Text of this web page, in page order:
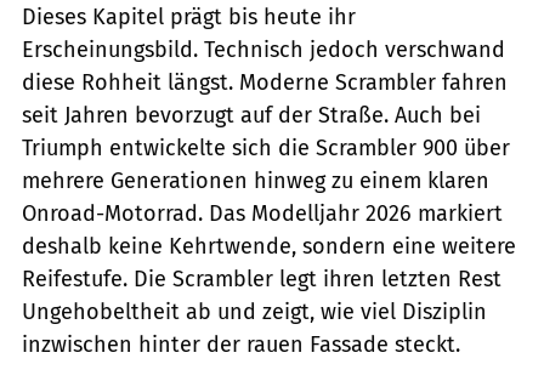
Dieses Kapitel prägt bis heute ihr
Erscheinungsbild. Technisch jedoch verschwand
diese Rohheit längst. Moderne Scrambler fahren
seit Jahren bevorzugt auf der Straße. Auch bei
Triumph entwickelte sich die Scrambler 900 über
mehrere Generationen hinweg zu einem klaren
Onroad-Motorrad. Das Modelljahr 2026 markiert
deshalb keine Kehrtwende, sondern eine weitere
Reifestufe. Die Scrambler legt ihren letzten Rest
Ungehobeltheit ab und zeigt, wie viel Disziplin
inzwischen hinter der rauen Fassade steckt.